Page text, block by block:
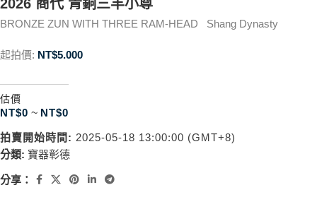
2026 商代 青銅三羊小尊
BRONZE ZUN WITH THREE RAM-HEAD Shang Dynasty
起拍價: NT$5.000
估價
NT$0 ~ NT$0
拍賣開始時間: 2025-05-18 13:00:00 (GMT+8)
分類: 寶器彰德
分享：